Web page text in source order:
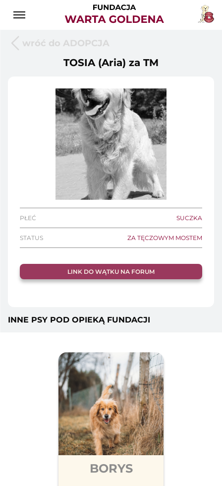
wróć do ADOPCJA
TOSIA (Aria) za TM
PŁEĆ SUCZKA
STATUS ZA TĘCZOWYM MOSTEM
LINK DO WĄTKU NA FORUM
INNE PSY POD OPIEKĄ FUNDACJI
BORYS